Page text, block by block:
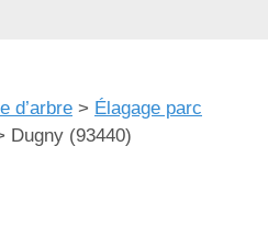
d’arbre > Élagage parc
Dugny (93440)